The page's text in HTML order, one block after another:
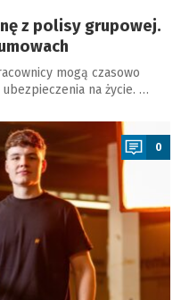
z polisy grupowej.
mogą czasowo
na życie. …
0